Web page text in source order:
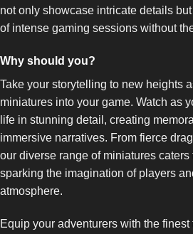
not only showcase intricate details
of intense gaming sessions without
Why should you?
Take your storytelling to new heights
miniatures into your game. Watch as
life in stunning detail, creating
immersive narratives. From fierce
our diverse range of miniatures
sparking the imagination of players
atmosphere.
Equip your adventurers with the